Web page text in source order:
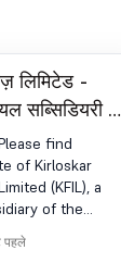
लिमिटेड -
सब्सिडियरी का
find
of Kirloskar
(KFIL), a
of the
है कि इसे अपने
पहले